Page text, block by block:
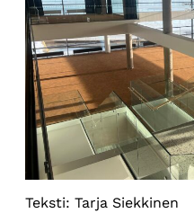
Teksti: Tarja Siekkinen